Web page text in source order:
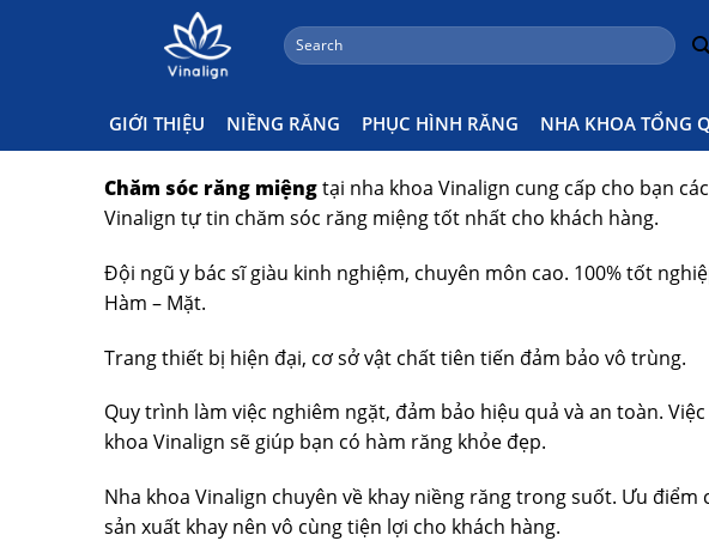
Search
for:
GIỚI THIỆU NIỀNG RĂNG PHỤC HÌNH RĂNG NHA KHOA TỔNG
Chăm Sóc Răng Miệng
Chăm sóc răng miệngtại nha khoa Vinalign cung cấp cho bạn
Vinalign tự tin chăm sóc răng miệng tốt nhất cho khách hàng.
Đội ngũ y bác sĩ giàu kinh nghiệm, chuyên môn cao. 100% tốt
Hàm – Mặt.
Trang thiết bị hiện đại, cơ sở vật chất tiên tiến đảm bảo vô trùng.
Quy trình làm việc nghiêm ngặt, đảm bảo hiệu quả và an toàn.
khoa Vinalign sẽ giúp bạn có hàm răng khỏe đẹp.
Nha khoa Vinalign chuyên về khay niềng răng trong suốt. Ưu
sản xuất khay nên vô cùng tiện lợi cho khách hàng.